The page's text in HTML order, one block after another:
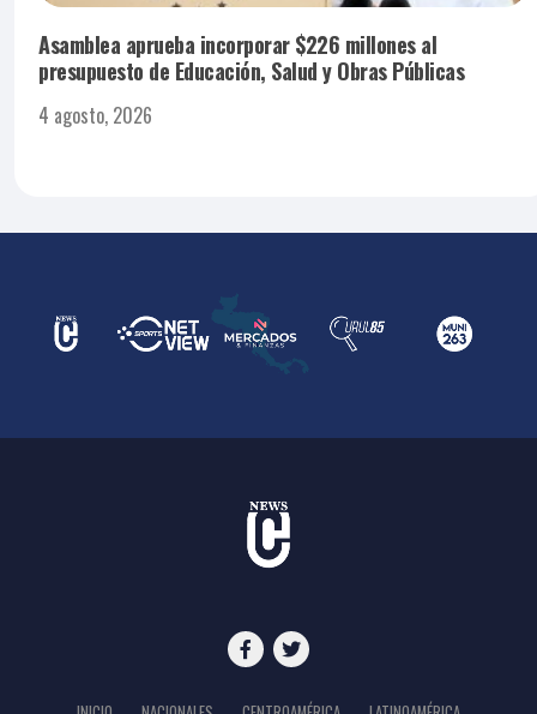
Asamblea aprueba incorporar $226 millones al
presupuesto de Educación, Salud y Obras Públicas
4 agosto, 2026